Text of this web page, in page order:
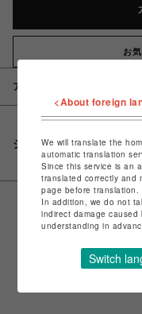
お
アイテム説明 / 素材
シェアする
<About foreign
We will translate the
automatic translation
Since this service is an
translated correctly and
page before translation.
In addition, we do not
indirect damage
understanding in
Switch